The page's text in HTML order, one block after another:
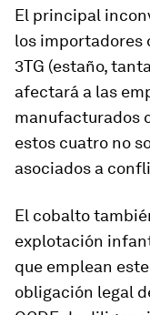
El principal
los importadores
3TG (estaño,
afectará a las
manufacturados
estos cuatro no
asociados a
El cobalto
explotación
que emplean
obligación legal